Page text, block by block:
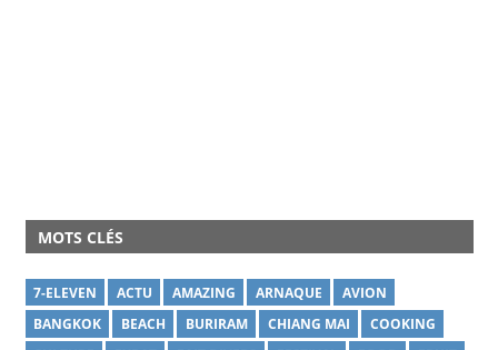
MOTS CLÉS
7-ELEVEN ACTU AMAZING ARNAQUE
AVION
BANGKOK
BEACH BURIRAM CHIANG MAI
COOKING